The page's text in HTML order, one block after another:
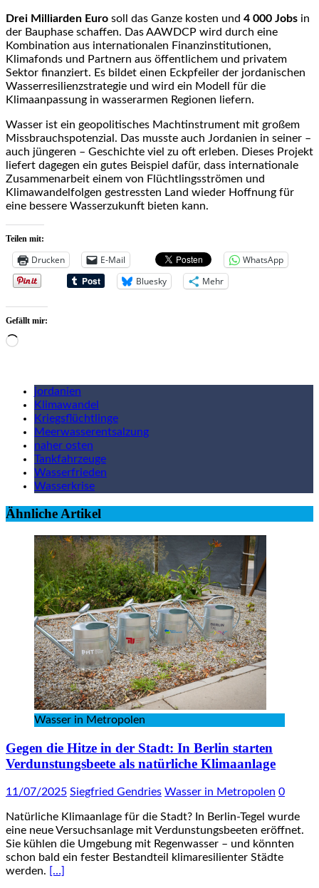
Drei Milliarden Euro soll das Ganze kosten und 4 000 Jobs in
der Bauphase schaffen. Das AAWDCP wird durch eine
Kombination aus internationalen Finanzinstitutionen,
Klimafonds und Partnern aus öffentlichem und privatem
Sektor finanziert. Es bildet einen Eckpfeiler der jordanischen
Wasserresilienzstrategie und wird ein Modell für die
Klimaanpassung in wasserarmen Regionen liefern.
Wasser ist ein geopolitisches Machtinstrument mit großem
Missbrauchspotenzial. Das musste auch Jordanien in seiner –
auch jüngeren – Geschichte viel zu oft erleben. Dieses Projekt
liefert dagegen ein gutes Beispiel dafür, dass internationale
Zusammenarbeit einem von Flüchtlingsströmen und
Klimawandelfolgen gestressten Land wieder Hoffnung für
eine bessere Wasserzukunft bieten kann.
Teilen mit:
Drucken E-Mail
WhatsApp
Bluesky
Mehr
Gefällt mir:
Wird
jordanien
Klimawandel
Kriegsflüchtlinge
Meerwasserentsalzung
naher osten
Tankfahrzeuge
Wasserfrieden
Wasserkrise
Ähnliche Artikel
Wasser in Metropolen
Gegen die Hitze in der Stadt: In Berlin starten
Verdunstungsbeete als natürliche Klimaanlage
11/07/2025 Siegfried Gendries Wasser in Metropolen 0
Natürliche Klimaanlage für die Stadt? In Berlin-Tegel wurde
eine neue Versuchsanlage mit Verdunstungsbeeten eröffnet.
Sie kühlen die Umgebung mit Regenwasser – und könnten
schon bald ein fester Bestandteil klimaresilienter Städte
werden. […]